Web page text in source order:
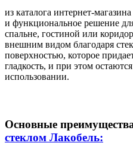
из каталога интернет-
и функциональное решение
спальне, гостиной или
внешним видом благодаря
поверхностью, которое
гладкость, и при этом
использовании.
Основные
стеклом Лакобель: